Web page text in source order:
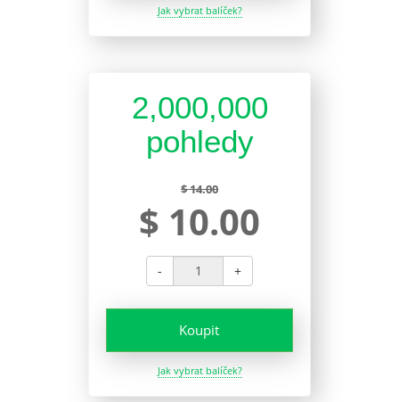
Jak vybrat balíček?
2,000,000
pohledy
$ 14.00
$ 10.00
- +
Koupit
Jak vybrat balíček?